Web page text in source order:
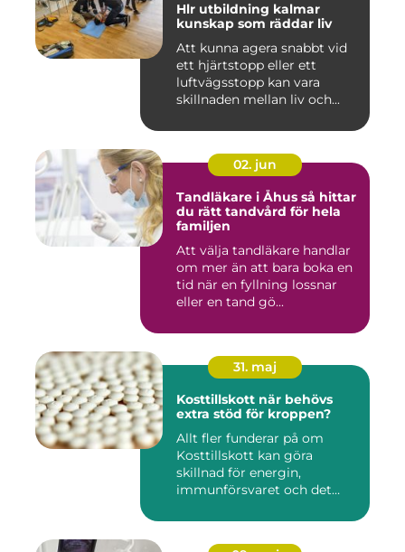
Hlr utbildning kalmar
kunskap som räddar liv
Att kunna agera snabbt vid
ett hjärtstopp eller ett
luftvägsstopp kan vara
skillnaden mellan liv och...
02. jun
Tandläkare i Åhus så hittar
du rätt tandvård för hela
familjen
Att välja tandläkare handlar
om mer än att bara boka en
tid när en fyllning lossnar
eller en tand gö...
31. maj
Kosttillskott när behövs
extra stöd för kroppen?
Allt fler funderar på om
Kosttillskott kan göra
skillnad för energin,
immunförsvaret och det